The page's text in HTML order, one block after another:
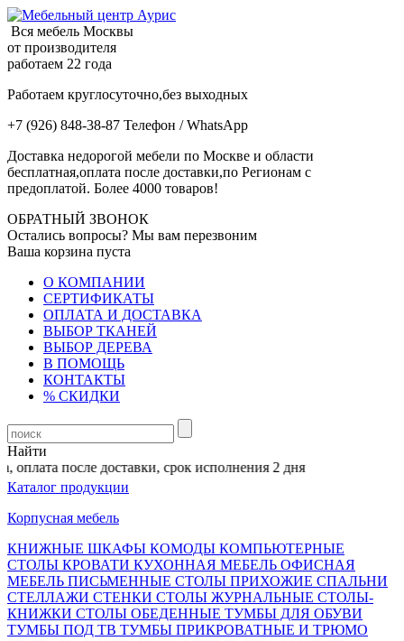
Вся мебель Москвы
от производителя
работаем 22 года
Работаем круглосуточно,без выходных
+7 (926) 848-38-87 Телефон / WhatsApp
Доставка недорогой мебели по Москве и области
бесплатная,оплата после доставки,по Регионам с
предоплатой. Более 4000 товаров!
ОБРАТНЫЙ ЗВОНОК
Остались вопросы? Мы вам перезвоним
Ваша корзина пуста
О КОМПАНИИ
СЕРТИФИКАТЫ
ОПЛАТА И ДОСТАВКА
ВЫБОР ТКАНЕЙ
ВЫБОР ДЕРЕВА
В ПОМОЩЬ
КОНТАКТЫ
% СКИДКИ
Найти
после доставки, срок исполнения 2 дня
Каталог продукции
Корпусная мебель
КНИЖНЫЕ ШКАФЫ КОМОДЫ КОМПЬЮТЕРНЫЕ
СТОЛЫ КРОВАТИ КУХОННАЯ МЕБЕЛЬ ОФИСНАЯ
МЕБЕЛЬ ПИСЬМЕННЫЕ СТОЛЫ ПРИХОЖИЕ СПАЛЬНИ
СТЕЛЛАЖИ СТЕНКИ СТОЛЫ ЖУРНАЛЬНЫЕ СТОЛЫ-
КНИЖКИ СТОЛЫ ОБЕДЕННЫЕ ТУМБЫ ДЛЯ ОБУВИ
ТУМБЫ ПОД ТВ ТУМБЫ ПРИКРОВАТНЫЕ И ТРЮМО